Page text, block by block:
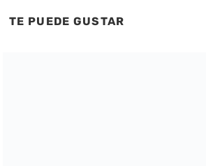
TE PUEDE GUSTAR